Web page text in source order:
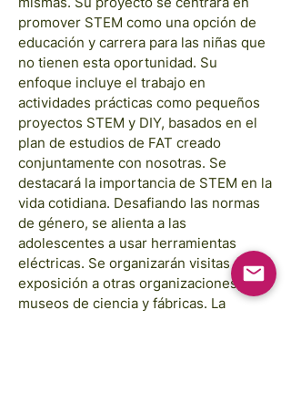
promover STEM como una opción de
educación y carrera para las niñas que
no tienen esta oportunidad. Su
enfoque incluye el trabajo en
actividades prácticas como pequeños
proyectos STEM y DIY, basados en el
plan de estudios de FAT creado
conjuntamente con nosotras. Se
destacará la importancia de STEM en la
vida cotidiana. Desafiando las normas
de género, se alienta a las
adolescentes a usar herramientas
eléctricas. Se organizarán visitas de
exposición a otras organizaciones,
museos de ciencia y fábricas. La